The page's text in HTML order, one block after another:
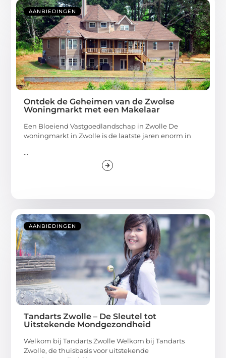
AANBIEDINGEN
Ontdek de Geheimen van de Zwolse
Woningmarkt met een Makelaar
Een Bloeiend Vastgoedlandschap in Zwolle De
woningmarkt in Zwolle is de laatste jaren enorm in
...
AANBIEDINGEN
Tandarts Zwolle – De Sleutel tot
Uitstekende Mondgezondheid
Welkom bij Tandarts Zwolle Welkom bij Tandarts
Zwolle, de thuisbasis voor uitstekende